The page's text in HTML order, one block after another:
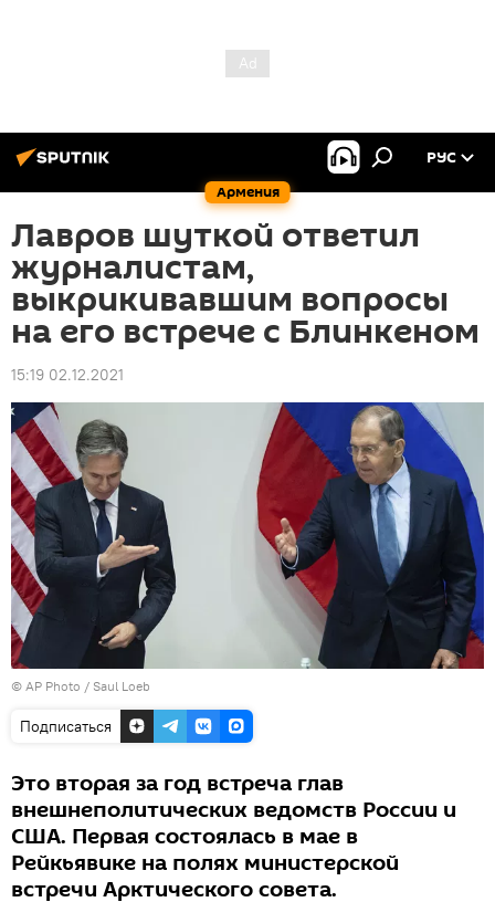
Армения
РУС
Лавров шуткой ответил
журналистам,
выкрикивавшим вопросы
на его встрече с Блинкеном
15:19 02.12.2021
© AP Photo / Saul Loeb
Подписаться
Это вторая за год встреча глав
внешнеполитических ведомств России и
США. Первая состоялась в мае в
Рейкьявике на полях министерской
встречи Арктического совета.